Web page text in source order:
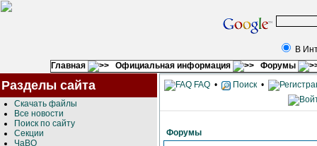
В
Главная
Официальная информация Форумы
Разделы сайта
Скачать файлы
Все новости
Поиск по сайту
Секции
ЧаВО
FAQ • Поиск •
Форумы